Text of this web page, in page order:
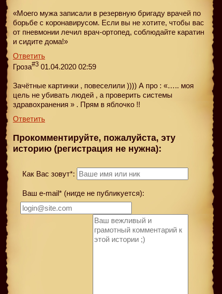
«Моего мужа записали в резервную бригаду врачей по
борьбе с коронавирусом. Если вы не хотите, чтобы вас
от пневмонии лечил врач-ортопед, соблюдайте каратин
и сидите дома!»
Ответить
Гроза#3 01.04.2020 02:59
Зачётные картинки , повеселили )))) А про : «….. моя
цель не убивать людей , а проверить системы
здравохранения » . Прям в яблочко !!
Ответить
Прокомментируйте, пожалуйста, эту
историю (регистрация не нужна):
Как Вас зовут*:
Ваш e-mail* (нигде не публикуется):